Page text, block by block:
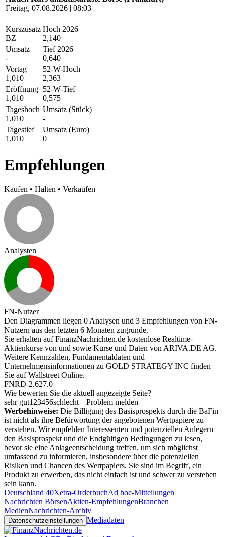
Freitag, 07.08.2026 | 08:03
Kurszusatz
BZ
Hoch 2026
2,140
Umsatz
-
Tief 2026
0,640
Vortag
1,010
52-W-Hoch
2,363
Eröffnung
1,010
52-W-Tief
0,575
Tageshoch
1,010
Umsatz (Stück)
-
Tagestief
1,010
Umsatz (Euro)
0
Empfehlungen
Kaufen • Halten • Verkaufen
Analysten
FN-Nutzer
Den Diagrammen liegen 0 Analysen und 3 Empfehlungen von FN-
Nutzern aus den letzten 6 Monaten zugrunde.
Sie erhalten auf FinanzNachrichten.de kostenlose Realtime-
Aktienkurse von und sowie Kurse und Daten von ARIVA.DE AG.
Weitere Kennzahlen, Fundamentaldaten und
Unternehmensinformationen zu GOLD STRATEGY INC finden
Sie aufWallstreet Online.
FNRD-2.627.0
Wie bewerten Sie die aktuell angezeigte Seite?
sehr gut1 23456schlecht
Problem melden
Werbehinweise: Die Billigung des Basisprospekts durch die BaFin
ist nicht als ihre Befürwortung der angebotenen Wertpapiere zu
verstehen. Wir empfehlen Interessenten und potenziellen Anlegern
den Basisprospekt und die Endgültigen Bedingungen zu lesen,
bevor sie eine Anlageentscheidung treffen, um sich möglichst
umfassend zu informieren, insbesondere über die potenziellen
Risiken und Chancen des Wertpapiers. Sie sind im Begriff, ein
Produkt zu erwerben, das nicht einfach ist und schwer zu verstehen
sein kann.
Deutschland 40Xetra-OrderbuchAd hoc-Mitteilungen
Nachrichten BörsenAktien-EmpfehlungenBranchen
MedienNachrichten-Archiv
Datenschutzeinstellungen Mediadaten